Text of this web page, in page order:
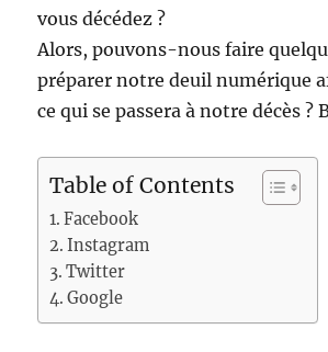
vous décédez ?
Alors, pouvons-nous faire
préparer notre deuil numérique
ce qui se passera à notre décès ?
Table of Contents
Facebook
Instagram
Twitter
Google